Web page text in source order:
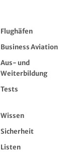
Flughäfen
Business Aviation
Aus- und
Weiterbildung
Tests
Wissen
Sicherheit
Listen